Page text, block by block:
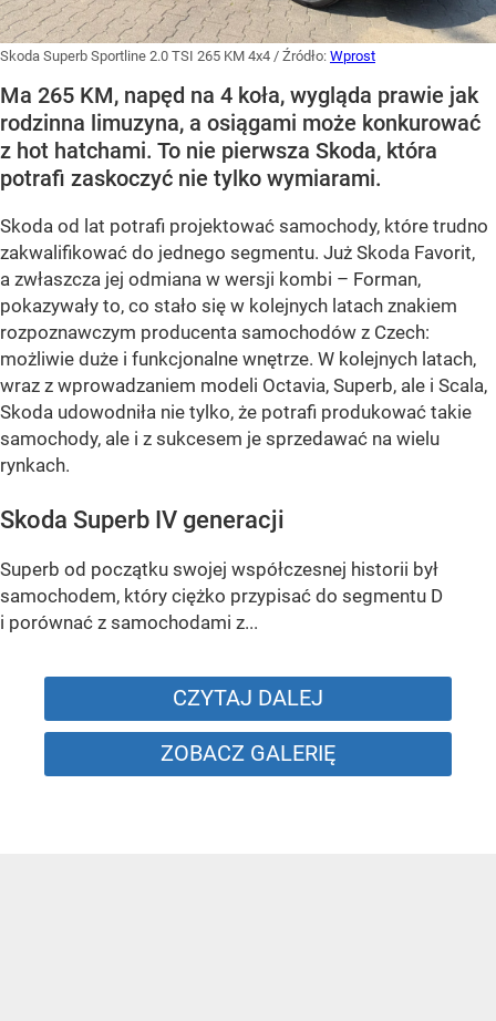
Skoda Superb Sportline 2.0 TSI 265 KM 4x4 / Źródło: Wprost
Ma 265 KM, napęd na 4 koła, wygląda prawie jak
rodzinna limuzyna, a osiągami może konkurować
z hot hatchami. To nie pierwsza Skoda, która
potrafi zaskoczyć nie tylko wymiarami.
Skoda od lat potrafi projektować samochody, które trudno
zakwalifikować do jednego segmentu. Już Skoda Favorit,
a zwłaszcza jej odmiana w wersji kombi – Forman,
pokazywały to, co stało się w kolejnych latach znakiem
rozpoznawczym producenta samochodów z Czech:
możliwie duże i funkcjonalne wnętrze. W kolejnych latach,
wraz z wprowadzaniem modeli Octavia, Superb, ale i Scala,
Skoda udowodniła nie tylko, że potrafi produkować takie
samochody, ale i z sukcesem je sprzedawać na wielu
rynkach.
Skoda Superb IV generacji
Superb od początku swojej współczesnej historii był
samochodem, który ciężko przypisać do segmentu D
i porównać z samochodami z...
CZYTAJ DALEJ
ZOBACZ GALERIĘ